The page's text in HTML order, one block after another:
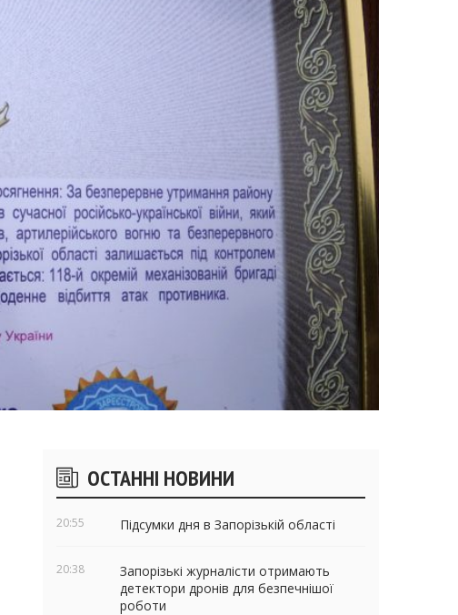
Бічні
віджети
ОСТАННІ НОВИНИ
20:55 Підсумки дня в Запорізькій області
20:38
Запорізькі журналісти отримають
детектори дронів для безпечнішої
роботи